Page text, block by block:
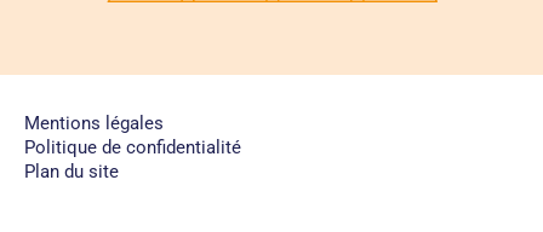
Mentions légales
Politique de confidentialité
Plan du site